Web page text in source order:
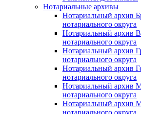
Нотариальные архивы
Нотариальный архив
нотариального округа
Нотариальный архив
нотариального округа
Нотариальный архив
нотариального округа
Нотариальный архив
нотариального округа
Нотариальный архив
нотариального округа
Нотариальный архив